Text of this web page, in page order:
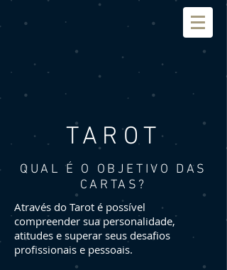
TAROT
QUAL É O OBJETIVO DAS
CARTAS?
Através do Tarot é possível
compreender sua personalidade,
atitudes e superar seus desafios
profissionais e pessoais.